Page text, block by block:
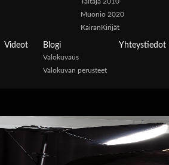
Muonio 2020
KairanKirijät
Videot Blogi
Valokuvaus
Valokuvan perusteet
Yhteystiedot